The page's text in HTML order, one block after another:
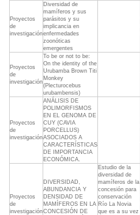
Proyectos
de
investigación
Diversidad de
mamíferos y sus
parásitos y su
implicancia en
enfermedades
zoonóticas
emergentes
Proyectos
de
investigación
To be or not to be:
On the identity of the
Urubamba Brown Titi
Monkey
(Plecturocebus
urubambensis)
Proyectos
de
investigación
ANÁLISIS DE
POLIMORFISMOS
EN EL GENOMA DE
CUY (CAVIA
PORCELLUS)
ASOCIADOS A
CARACTERÍSTICAS
DE IMPORTANCIA
ECONÓMICA.
Proyectos
de
investigación
DIVERSIDAD,
ABUNDANCIA Y
DENSIDAD DE
MAMÍFEROS EN LA
CONCESIÓN DE
Estudio de la
diversidad de
mamíferos de la
concesión para
conservación
Río La Novia
que es a su vez